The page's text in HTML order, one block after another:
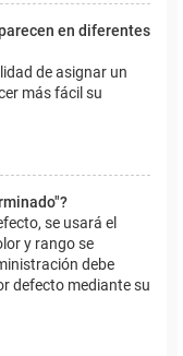
en diferentes
de asignar un
más fácil su
se usará el
y rango se
debe
defecto mediante su